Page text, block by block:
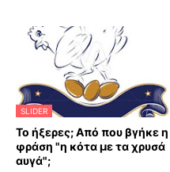
SLIDER
Το ήξερες; Από που βγήκε η
φράση "η κότα με τα χρυσά
αυγά";